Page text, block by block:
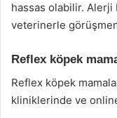
hassas olabilir.
veterinerle
Reflex köpek
Reflex köpek
kliniklerinde ve